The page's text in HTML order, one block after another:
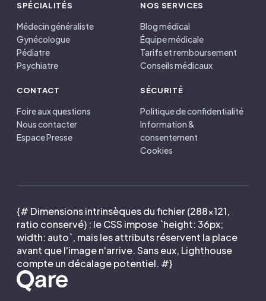
SPÉCIALITÉS
Médecin généraliste
Gynécologue
Pédiatre
Psychiatre
NOS SERVICES
Blog médical
Équipe médicale
Tarifs et remboursement
Conseils médicaux
CONTACT
Foire aux questions
Nous contacter
Espace Presse
SÉCURITÉ
Politique de confidentialité
Information &
consentement
Cookies
{# Dimensions intrinsèques du fichier (288×121,
ratio conservé) : le CSS impose `height: 36px;
width: auto`, mais les attributs réservent la place
avant que l'image n'arrive. Sans eux, Lighthouse
compte un décalage potentiel. #}